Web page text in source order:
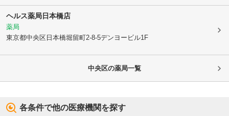
ヘルス薬局日本橋店
薬局
東京都中央区 日本橋堀留町2-8-5デンヨービル1F
中央区の薬局一覧
各条件で他の医療機関を探す